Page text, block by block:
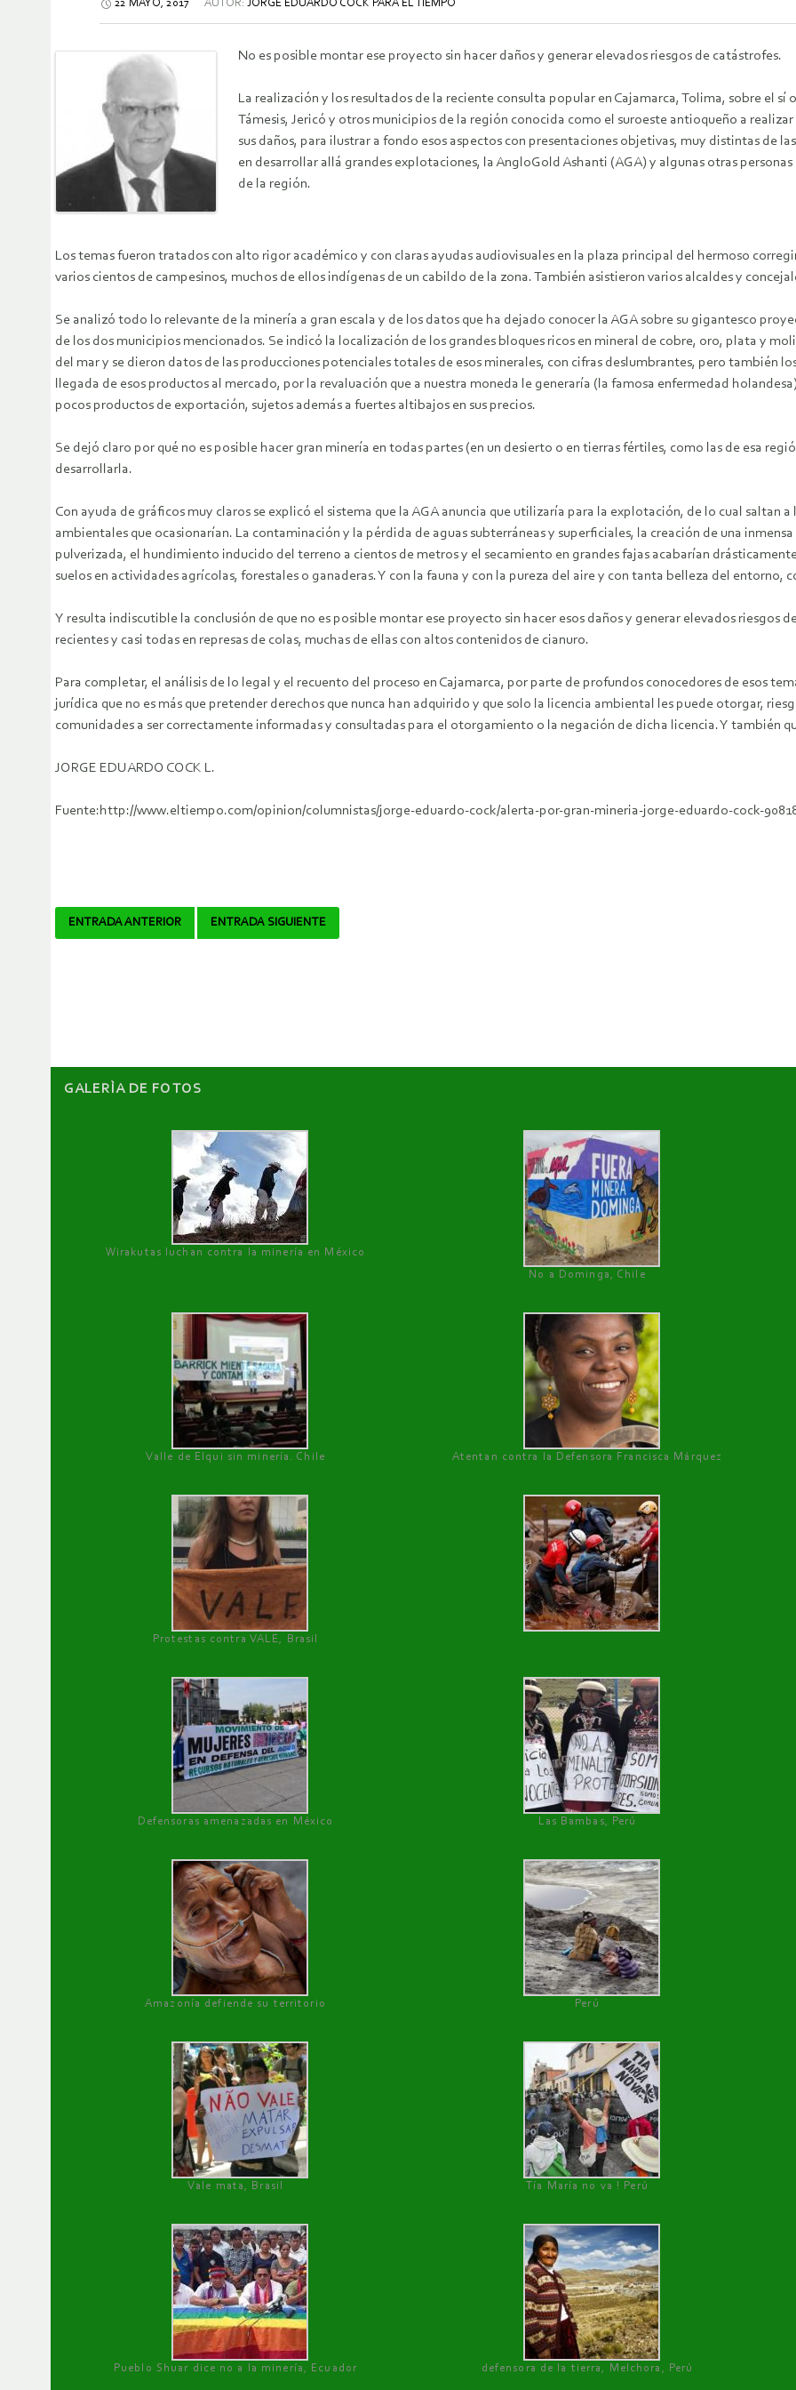
22 MAYO, 2017 AUTOR: JORGE EDUARDO COCK PARA EL TIEMPO
No es posible montar ese proyecto sin hacer daños y generar elevados riesgos de catástrofes.
La realización y los resultados de la reciente consulta popular en Cajamarca, Tolima, sobre el
Támesis, Jericó y otros municipios de la región conocida como el suroeste antioqueño a
sus daños, para ilustrar a fondo esos aspectos con presentaciones objetivas, muy distintas de
en desarrollar allá grandes explotaciones, la AngloGold Ashanti (AGA) y algunas otras
de la región.
Los temas fueron tratados con alto rigor académico y con claras ayudas audiovisuales en la plaza principal del hermoso
varios cientos de campesinos, muchos de ellos indígenas de un cabildo de la zona. También asistieron varios alcaldes y
Se analizó todo lo relevante de la minería a gran escala y de los datos que ha dejado conocer la AGA sobre su gigantesco
de los dos municipios mencionados. Se indicó la localización de los grandes bloques ricos en mineral de cobre, oro, plata y
del mar y se dieron datos de las producciones potenciales totales de esos minerales, con cifras deslumbrantes, pero también
llegada de esos productos al mercado, por la revaluación que a nuestra moneda le generaría (la famosa enfermedad
pocos productos de exportación, sujetos además a fuertes altibajos en sus precios.
Se dejó claro por qué no es posible hacer gran minería en todas partes (en un desierto o en tierras fértiles, como las de esa
desarrollarla.
Con ayuda de gráficos muy claros se explicó el sistema que la AGA anuncia que utilizaría para la explotación, de lo cual saltan
ambientales que ocasionarían. La contaminación y la pérdida de aguas subterráneas y superficiales, la creación de una
pulverizada, el hundimiento inducido del terreno a cientos de metros y el secamiento en grandes fajas acabarían
suelos en actividades agrícolas, forestales o ganaderas. Y con la fauna y con la pureza del aire y con tanta belleza del
Y resulta indiscutible la conclusión de que no es posible montar ese proyecto sin hacer esos daños y generar elevados riesgos
recientes y casi todas en represas de colas, muchas de ellas con altos contenidos de cianuro.
Para completar, el análisis de lo legal y el recuento del proceso en Cajamarca, por parte de profundos conocedores de esos
jurídica que no es más que pretender derechos que nunca han adquirido y que solo la licencia ambiental les puede otorgar,
comunidades a ser correctamente informadas y consultadas para el otorgamiento o la negación de dicha licencia. Y también
JORGE EDUARDO COCK L.
Fuente:http://www.eltiempo.com/opinion/columnistas/jorge-eduardo-cock/alerta-por-gran-mineria-jorge-eduardo-cock-
Navegador
ENTRADA ANTERIOR ENTRADA SIGUIENTE
GALERÌA DE FOTOS
Wirakutas luchan contra la minería en México
No a Dominga, Chile
Valle de Elqui sin minería. Chile Atentan contra la Defensora Francisca Márquez
Protestas contra VALE, Brasil
Defensoras amenazadas en México Las Bambas, Perú
Amazonía defiende su territorio Perú
Vale mata, Brasil Tía María no va ! Perú
Pueblo Shuar dice no a la minería, Ecuador defensora de la tierra, Melchora, Perú